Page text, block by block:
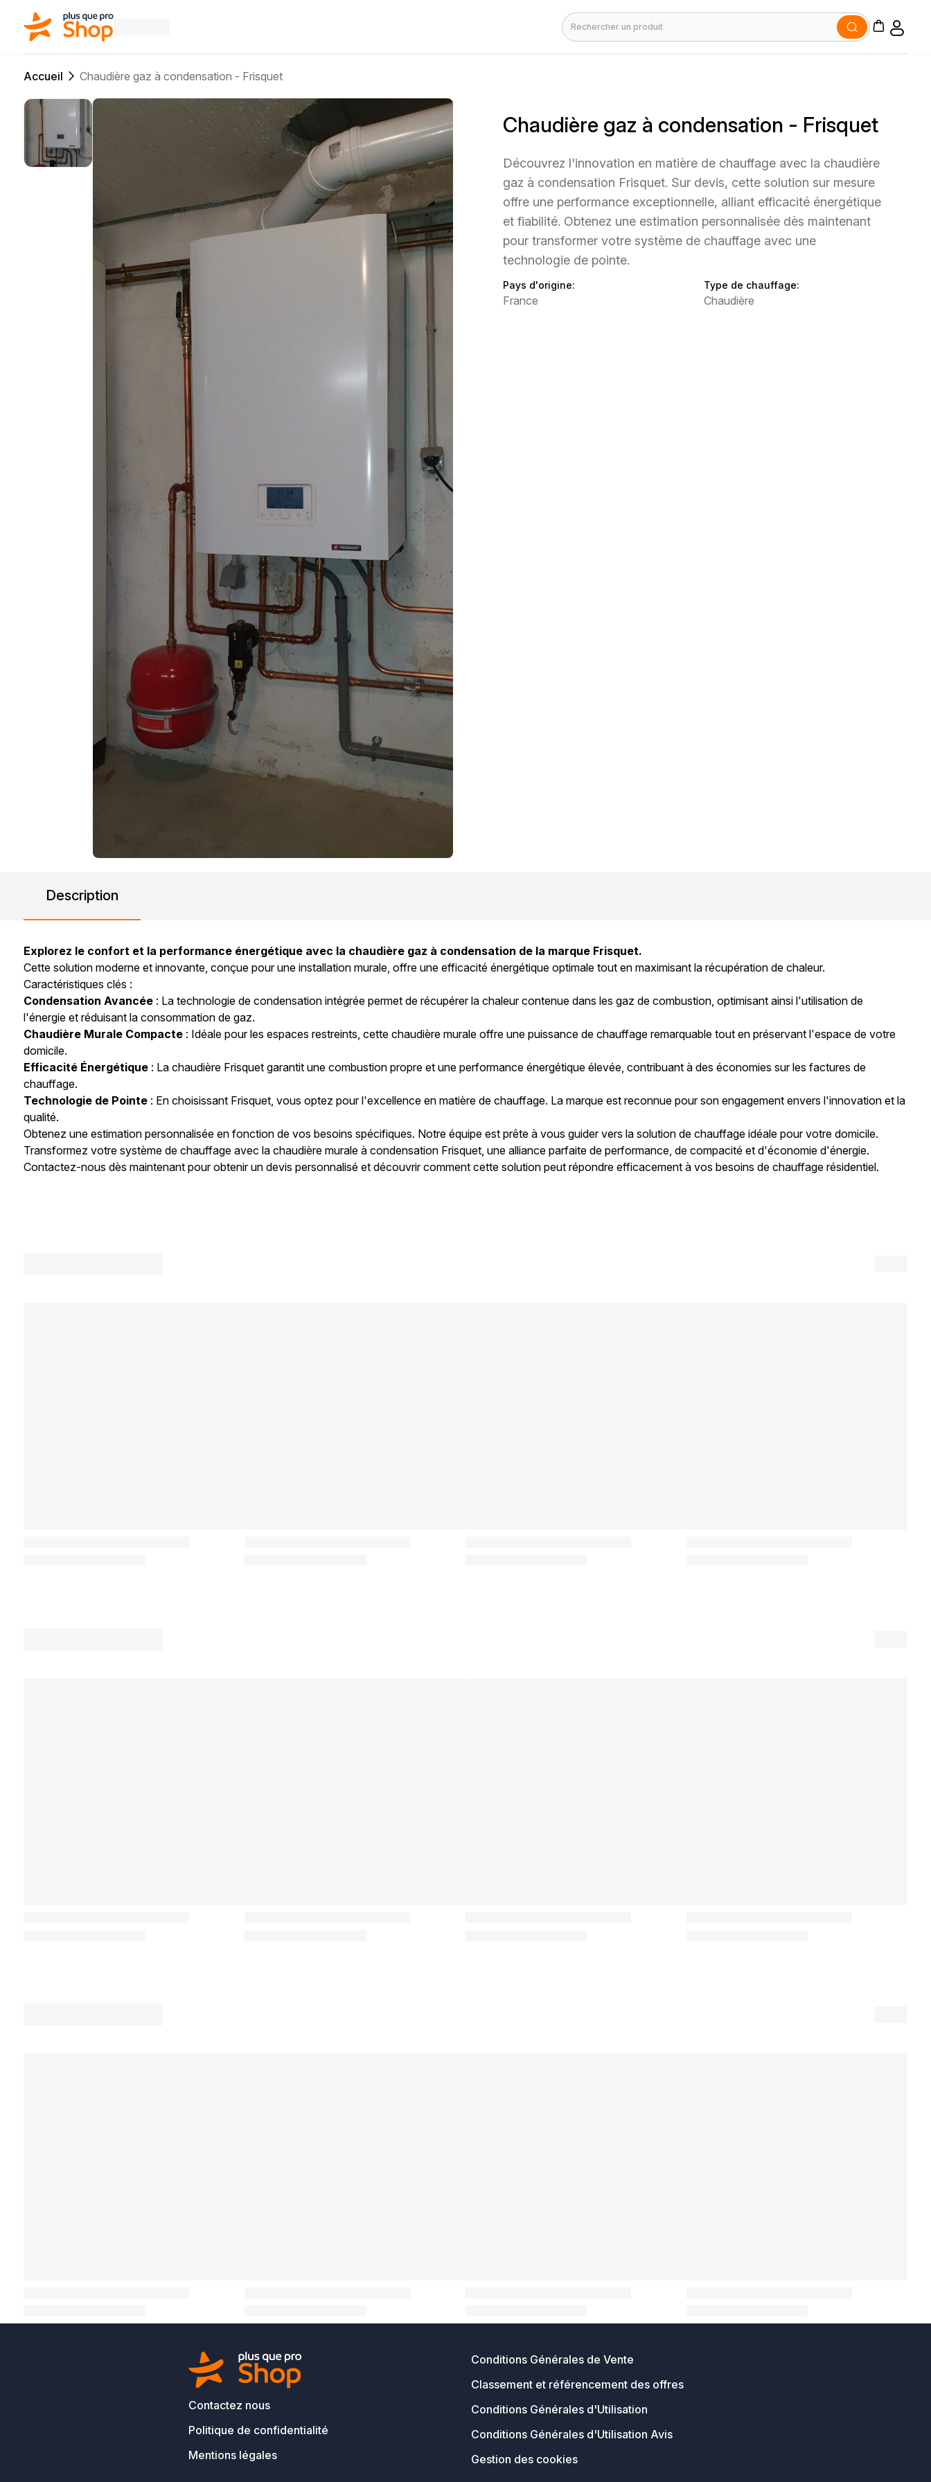
Rechercher
Accueil Chaudière gaz à condensation - Frisquet
Chaudière gaz à condensation - Frisquet
Découvrez l'innovation en matière de chauffage avec la chaudière
gaz à condensation Frisquet. Sur devis, cette solution sur mesure
offre une performance exceptionnelle, alliant efficacité énergétique
et fiabilité. Obtenez une estimation personnalisée dès maintenant
pour transformer votre système de chauffage avec une
technologie de pointe.
Pays d'origine:
France
Type de chauffage:
Chaudière
Description
Explorez le confort et la performance énergétique avec la chaudière gaz à condensation de la marque Frisquet.
Cette solution moderne et innovante, conçue pour une installation murale, offre une efficacité énergétique optimale tout en maximisant la récupération de chaleur.
Caractéristiques clés :
Condensation Avancée : La technologie de condensation intégrée permet de récupérer la chaleur contenue dans les gaz de combustion, optimisant ainsi l'utilisation de
l'énergie et réduisant la consommation de gaz.
Chaudière Murale Compacte : Idéale pour les espaces restreints, cette chaudière murale offre une puissance de chauffage remarquable tout en préservant l'espace de votre
domicile.
Efficacité Énergétique : La chaudière Frisquet garantit une combustion propre et une performance énergétique élevée, contribuant à des économies sur les factures de
chauffage.
Technologie de Pointe : En choisissant Frisquet, vous optez pour l'excellence en matière de chauffage. La marque est reconnue pour son engagement envers l'innovation et la
qualité.
Obtenez une estimation personnalisée en fonction de vos besoins spécifiques. Notre équipe est prête à vous guider vers la solution de chauffage idéale pour votre domicile.
Transformez votre système de chauffage avec la chaudière murale à condensation Frisquet, une alliance parfaite de performance, de compacité et d'économie d'énergie.
Contactez-nous dès maintenant pour obtenir un devis personnalisé et découvrir comment cette solution peut répondre efficacement à vos besoins de chauffage résidentiel.
Contactez nous
Politique de confidentialité
Mentions légales
Conditions Générales de Vente
Classement et référencement des offres
Conditions Générales d'Utilisation
Conditions Générales d'Utilisation Avis
Gestion des cookies